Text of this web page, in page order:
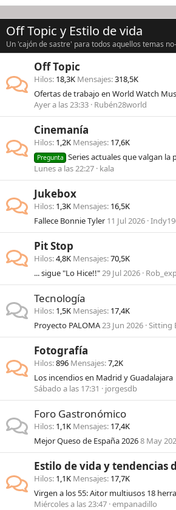
Off Topic y Estilo de vida
Un 'cajón de sastre' para todos aquellos temas
Off Topic
Hilos 18,3K Mensajes 318,5K
Ofertas de trabajo en World Watch
Ayer a las 23:33 Rubén28world
Cinemanía
Hilos 1,2K Mensajes 17,6K
Pregunta Series actuales que valgan la
Lunes a las 22:27 kala
Jukebox
Hilos 1,3K Mensajes 16,5K
Fallece Bonnie Tyler 11 Jul 2026
Pit Stop
Hilos 4,8K Mensajes 70,5K
... sigue "Lo Hice!!"29 Jul 2026
Tecnología
Hilos 1,5K Mensajes 17,4K
Proyecto PALOMA23 Jun 2026 Sitting
Fotografía
Hilos 896 Mensajes 7,2K
Los incendios en Madrid y Guadalajara
Sábado a las 17:31
jorgesdb
Foro Gastronómico
Hilos 1,1K Mensajes 17,4K
Mejor Queso de España 20268 May
Estilo de vida y tendencias
Hilos 1,1K Mensajes 17,7K
Virgen a los 55: Aitor multiusos 18
Miércoles a las 23:47 empanadillo